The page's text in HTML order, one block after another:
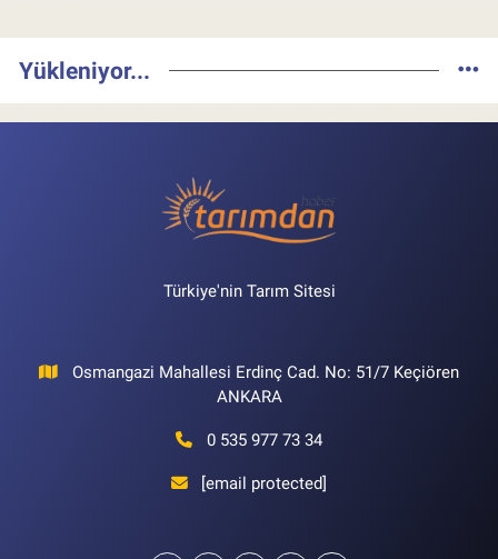
Yükleniyor...
Türkiye'nin Tarım Sitesi
Osmangazi Mahallesi Erdinç Cad. No: 51/7 Keçiören
ANKARA
0 535 977 73 34
[email protected]